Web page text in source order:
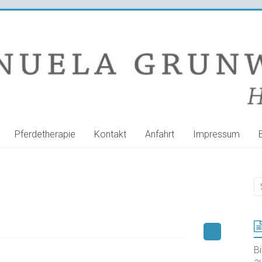
Pferdetherapie Kontakt Anfahrt Impressum